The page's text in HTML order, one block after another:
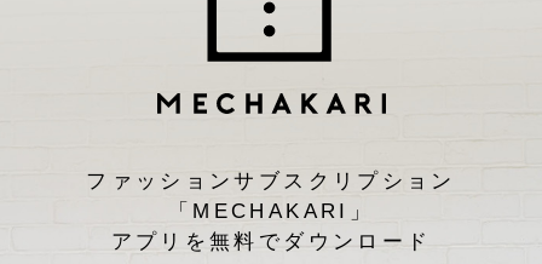
ファッションサブスクリプション
「MECHAKARI」
アプリを無料でダウンロード